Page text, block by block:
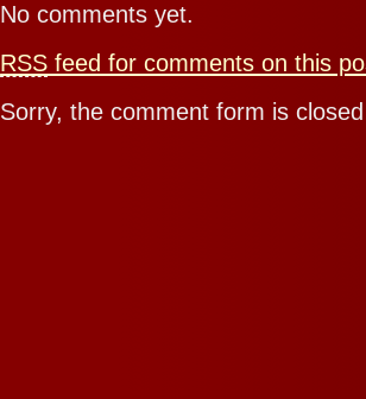
No comments yet.
RSS feed for comments on this
Sorry, the comment form is